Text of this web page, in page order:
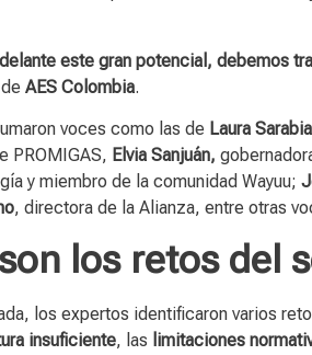
este gran potencial, debemos
AES Colombia.
voces como las de Laura
PROMIGAS, Elvia Sanjuán,
y miembro de la comunidad Wayuu;
, directora de la Alianza, entre otras
los retos del
los expertos identificaron varios
insuficiente, las limitaciones